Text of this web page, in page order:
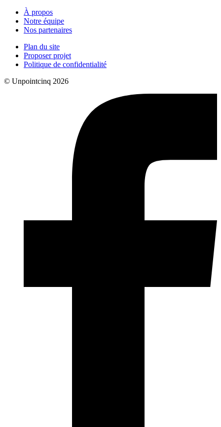
À propos
Notre équipe
Nos partenaires
Plan du site
Proposer projet
Politique de confidentialité
© Unpointcinq 2026